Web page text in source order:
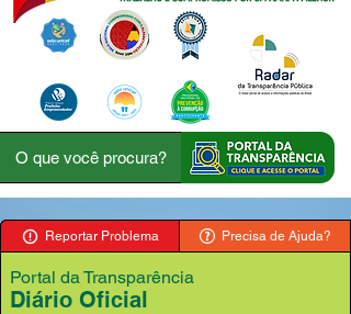
Reportar Problema Precisa de Ajuda?
Portal da Transparência
Diário Oficial